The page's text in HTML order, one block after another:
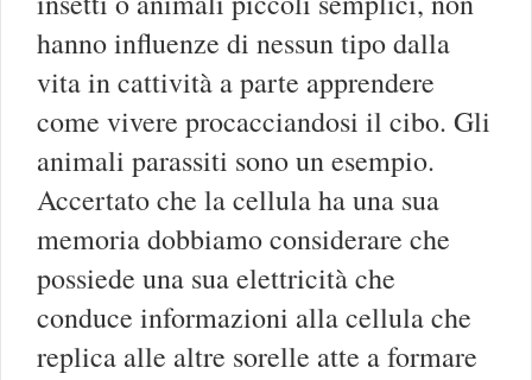
hanno influenze di nessun tipo dalla
vita in cattività a parte apprendere
come vivere procacciandosi il cibo. Gli
animali parassiti sono un esempio.
Accertato che la cellula ha una sua
memoria dobbiamo considerare che
possiede una sua elettricità che
conduce informazioni alla cellula che
replica alle altre sorelle atte a formare